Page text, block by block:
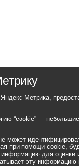
Яндекс Метрика,
“cookie” —
может
при помощи cookie,
для оценки
эту